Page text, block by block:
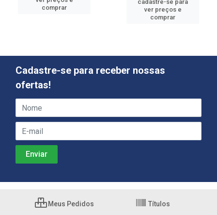
comprar
cadastre-se para
ver preços e
comprar
Cadastre-se para receber nossas
ofertas!
Meus Pedidos Títulos